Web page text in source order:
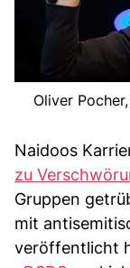
Oliver
Naidoos
zu
Gruppen
mit
veröffentlicht